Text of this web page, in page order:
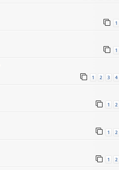
1
1
1 2 3 4
1 2
1 2
1 2